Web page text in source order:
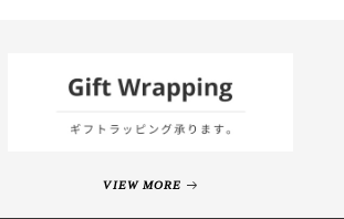
VIEW MORE